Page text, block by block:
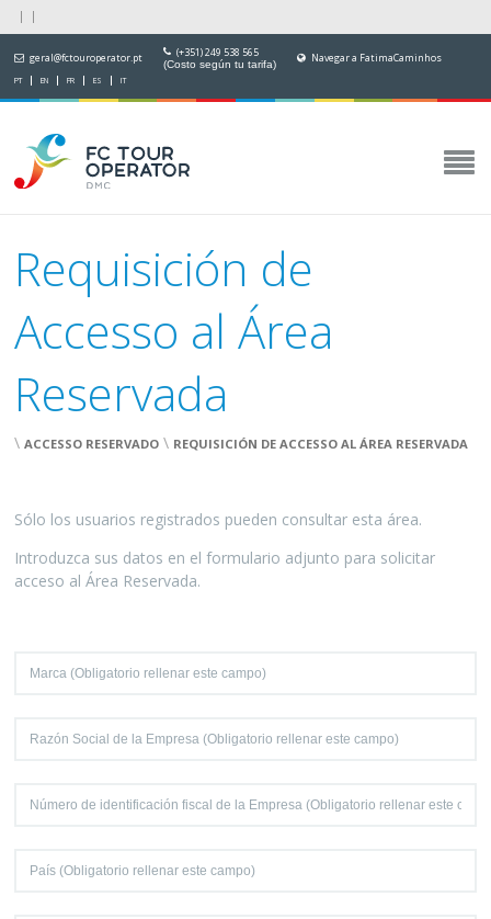
geral@fctouroperator.pt (+351) 249 538 565
(Costo según tu tarifa) Navegar a FatimaCaminhos
PT EN FR ES IT
Requisición de
Accesso al Área
Reservada
\ ACCESSO RESERVADO \ REQUISICIÓN DE ACCESSO AL ÁREA RESERVADA
Sólo los usuarios registrados pueden consultar esta área.
Introduzca sus datos en el formulario adjunto para solicitar
acceso al Área Reservada.